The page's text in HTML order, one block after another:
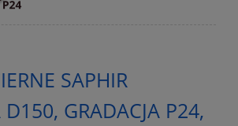
SAPHIR
D150, GRADACJA P24,